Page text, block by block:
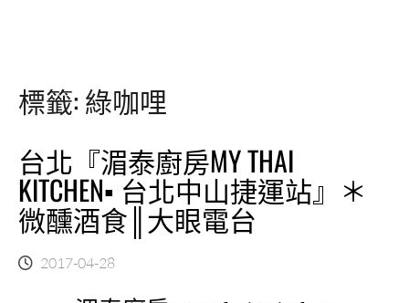
標籤: 綠咖哩
台北『湄泰廚房MY THAI
KITCHEN▪ 台北中山捷運站』＊
微醺酒食║大眼電台
2017-04-28